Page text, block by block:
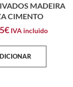
MADEIRA
CIMENTO
€ IVA incluido